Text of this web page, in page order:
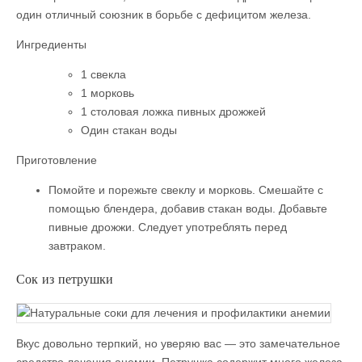
один отличный союзник в борьбе с дефицитом железа.
Ингредиенты
1 свекла
1 морковь
1 столовая ложка пивных дрожжей
Один стакан воды
Приготовление
Помойте и порежьте свеклу и морковь. Смешайте с
помощью блендера, добавив стакан воды. Добавьте
пивные дрожжи. Следует употреблять перед
завтраком.
Сок из петрушки
Вкус довольно терпкий, но уверяю вас — это замечательное